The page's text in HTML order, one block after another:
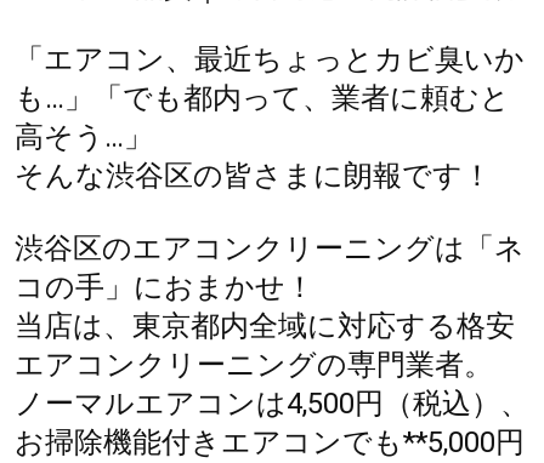
「エアコン、最近ちょっとカビ臭いか
も…」「でも都内って、業者に頼むと
高そう…」
そんな渋谷区の皆さまに朗報です！
渋谷区のエアコンクリーニングは「ネ
コの手」におまかせ！
当店は、東京都内全域に対応する格安
エアコンクリーニングの専門業者。
ノーマルエアコンは4,500円（税込）、
お掃除機能付きエアコンでも**5,000円